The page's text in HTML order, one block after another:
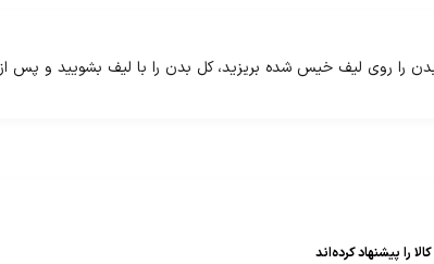
را روی لیف خیس شده بریزید، کل بدن را با لیف بشویید و پس
را پیشنهاد کرده‌اند